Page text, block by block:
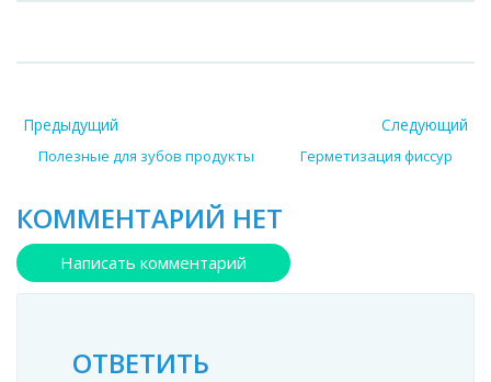
Предыдущий
Полезные для зубов продукты
Следующий
Герметизация фиссур
КОММЕНТАРИЙ НЕТ
Написать комментарий
ОТВЕТИТЬ